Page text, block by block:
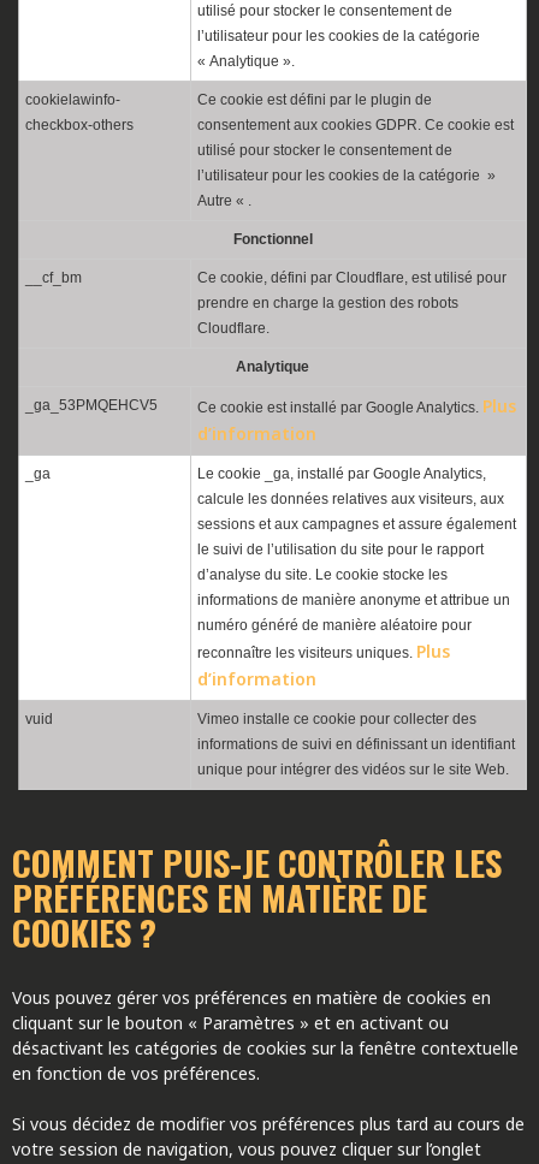
utilisé pour stocker le consentement de
l’utilisateur pour les cookies de la catégorie
« Analytique ».
cookielawinfo-
checkbox-others
Ce cookie est défini par le plugin de
consentement aux cookies GDPR. Ce cookie est
utilisé pour stocker le consentement de
l’utilisateur pour les cookies de la catégorie »
Autre « .
Fonctionnel
__cf_bm
Ce cookie, défini par Cloudflare, est utilisé pour
prendre en charge la gestion des robots
Cloudflare.
Analytique
_ga_53PMQEHCV5 Ce cookie est installé par Google Analytics. Plus
d’information
_ga
Le cookie _ga, installé par Google Analytics,
calcule les données relatives aux visiteurs, aux
sessions et aux campagnes et assure également
le suivi de l’utilisation du site pour le rapport
d’analyse du site. Le cookie stocke les
informations de manière anonyme et attribue un
numéro généré de manière aléatoire pour
reconnaître les visiteurs uniques. Plus
d’information
vuid
Vimeo installe ce cookie pour collecter des
informations de suivi en définissant un identifiant
unique pour intégrer des vidéos sur le site Web.
COMMENT PUIS-JE CONTRÔLER LES
PRÉFÉRENCES EN MATIÈRE DE
COOKIES ?
Vous pouvez gérer vos préférences en matière de cookies en
cliquant sur le bouton « Paramètres » et en activant ou
désactivant les catégories de cookies sur la fenêtre contextuelle
en fonction de vos préférences.
Si vous décidez de modifier vos préférences plus tard au cours de
votre session de navigation, vous pouvez cliquer sur l’onglet